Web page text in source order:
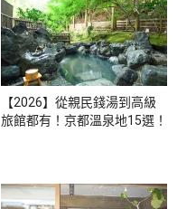
【2026】從親民錢湯到高級
旅館都有！京都溫泉地15選！